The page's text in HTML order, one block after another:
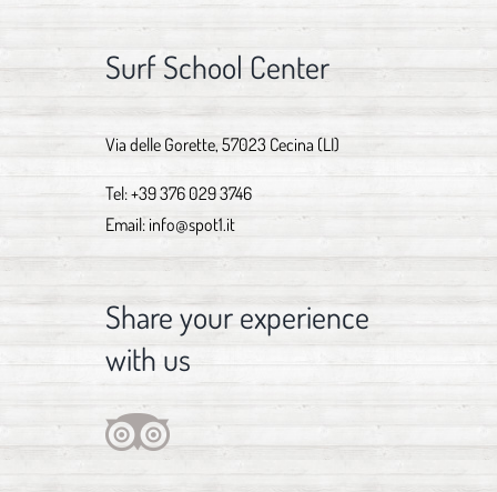
Surf School Center
Via delle Gorette, 57023 Cecina (LI)
Tel:+39 376 029 3746
Email: info@spot1.it
Share your experience
with us